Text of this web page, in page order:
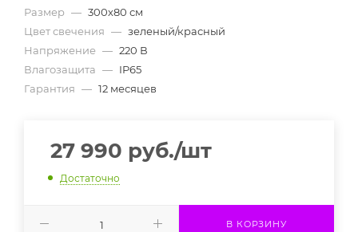
Размер — 300х80 см
Цвет свечения — зеленый/красный
Напряжение — 220 В
Влагозащита — IP65
Гарантия — 12 месяцев
27 990 руб./шт
Достаточно
В КОРЗИНУ